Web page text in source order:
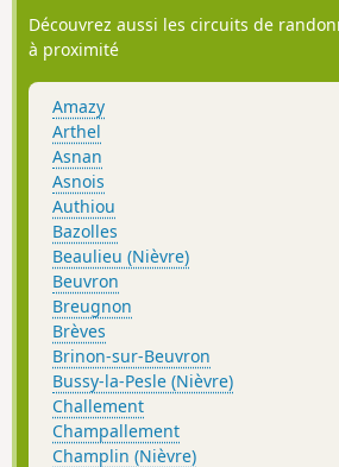
Découvrez aussi les circuits de
à proximité
Amazy
Arthel
Asnan
Asnois
Authiou
Bazolles
Beaulieu (Nièvre)
Beuvron
Breugnon
Brèves
Brinon-sur-Beuvron
Bussy-la-Pesle (Nièvre)
Challement
Champallement
Champlin (Nièvre)